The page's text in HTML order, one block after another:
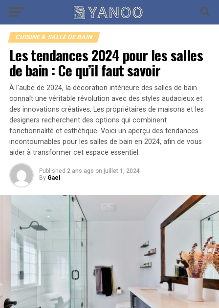
CUISINE & SALLE DE BAIN
Les tendances 2024 pour les salles
de bain : Ce qu’il faut savoir
À l’aube de 2024, la décoration intérieure des salles de bain
connaît une véritable révolution avec des styles audacieux et
des innovations créatives. Les propriétaires de maisons et les
designers recherchent des options qui combinent
fonctionnalité et esthétique. Voici un aperçu des tendances
incontournables pour les salles de bain en 2024, afin de vous
aider à transformer cet espace essentiel.
Published 2 ans ago on juillet 1, 2024
By Gael
Go to mobile version